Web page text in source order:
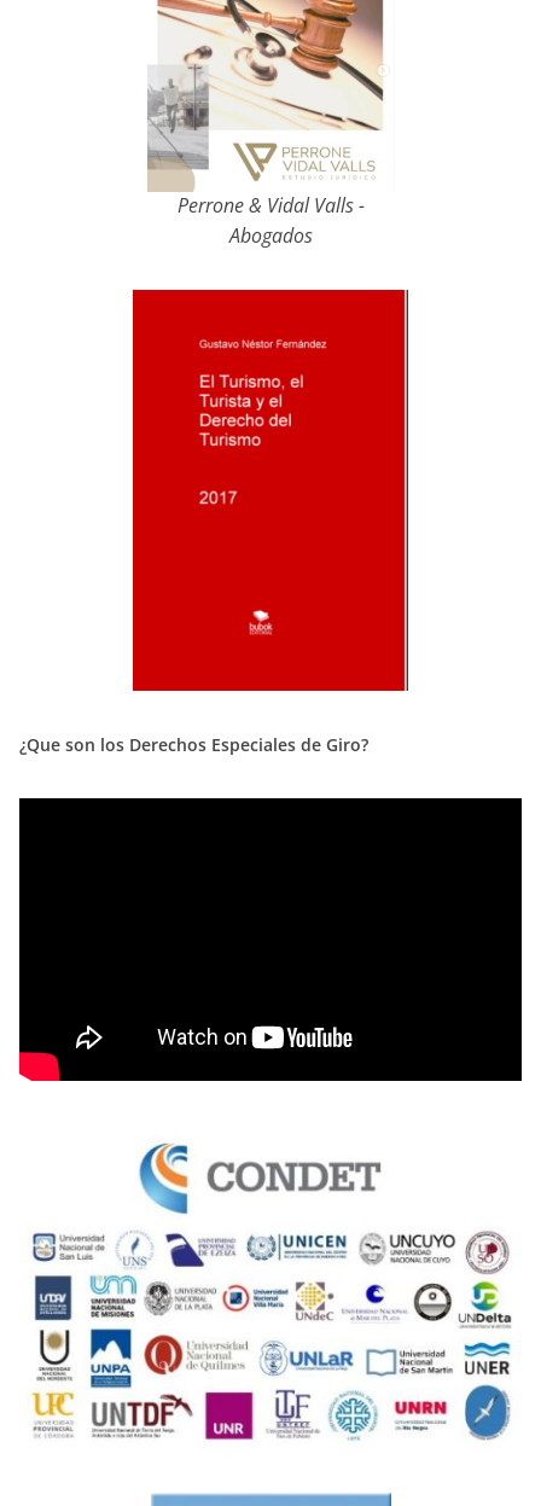
Perrone & Vidal Valls -
Abogados
¿Que son los Derechos Especiales de Giro?